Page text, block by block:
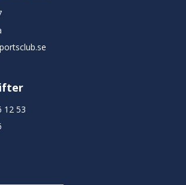
12 53